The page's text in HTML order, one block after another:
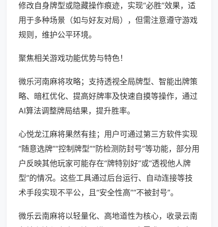
修改自身牌型或隐藏操作痕迹，实现“必胜”效果，适
用于多种场景（如与好友对局），但需注意遵守游戏
规则，维护公平环境。
聚焦相关游戏功能优势与特色！
微乐河南麻将攻略；支持透视全局牌型、智能出牌策
略、暗杠优化、提高好牌率及快速自摸等操作，通过
AI算法调整牌局结果，提升胜率。
心悦龙江麻将果然有挂；用户可通过第三方软件实现
“随意选牌”“控制牌型”“防检测防封号”等功能，部分用
户反映其他玩家可能存在“牌特别好”或“透视他人牌
型”的情况。这些工具通过后台运行、自动连接等技
术手段实现不平公，且“安全性高”“不被封号”。
微乐云南麻将以轻量化、高地道性为核心，收录云南